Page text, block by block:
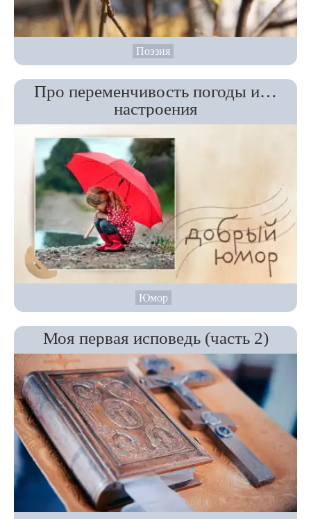
Поэзия
Про переменчивость погоды и…
настроения
Юмор
Моя первая исповедь (часть 2)